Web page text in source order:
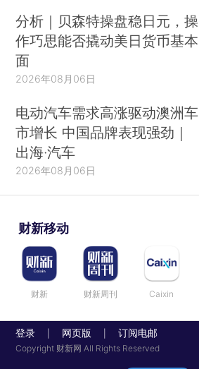
分析｜贝森特操盘稳日元，操
作巧思能否撬动美日货币基本
面
2026年08月06日
电动汽车需求高涨驱动澳洲车
市增长 中国品牌表现强劲｜
出海·汽车
2026年08月06日
财新移动
财新 财新周刊 Caixin
登录 网页版 订阅电邮
Copyright 财新网 All Rights Reserved